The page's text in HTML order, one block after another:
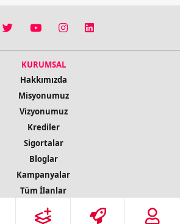
KURUMSAL
Hakkımızda
Misyonumuz
Vizyonumuz
Krediler
Sigortalar
Bloglar
Kampanyalar
Tüm İlanlar
İletişim Bilgileri